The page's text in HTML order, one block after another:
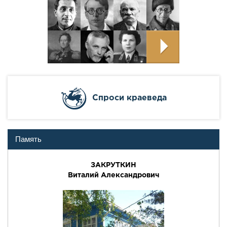
Cпроси краеведа
Память
ЗАКРУТКИН
Виталий Александрович